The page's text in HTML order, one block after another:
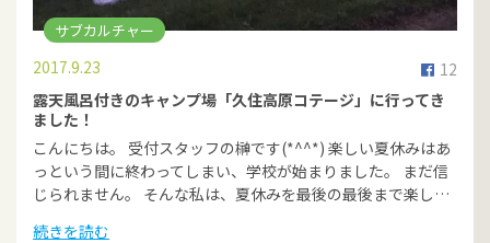
サブカルチャー
12
2017.9.23
露天風呂付きのキャンプ場「久住高原コテージ」に行ってき
ました！
こんにちは。 受付スタッフの榊です(*^^*) 楽しい夏休みはあ
っという間に終わってしまい、学校が始まりました。 まだ信
じられません。 そんな私は、夏休みを最後の最後まで楽し…
続きを読む